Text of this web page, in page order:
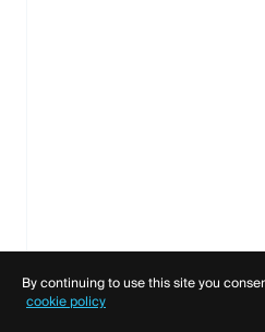
leer más
Índice
By continuing to use this site you
cookie policy